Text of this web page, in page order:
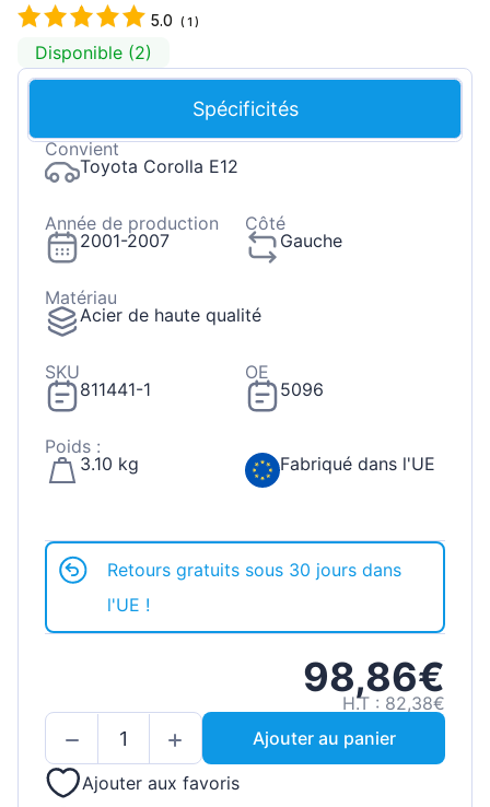
5.0 (1 )
Disponible (2)
Spécificités
Convient
Toyota Corolla E12
Année de production
2001-2007
Côté
Gauche
Matériau
Acier de haute qualité
SKU
811441-1
OE
5096
Poids :
3.10 kg
Fabriqué dans l'UE
Retours gratuits sous 30 jours dans
l'UE !
98,86€
H.T : 82,38€
Ajouter au panier
Ajouter aux favoris